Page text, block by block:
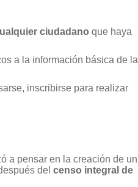
ciudadano que haya
a la información básica de la
inscribirse para realizar
a pensar en la creación de un
del censo integral de